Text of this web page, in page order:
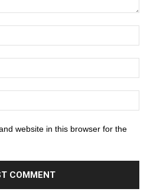
website in this browser for the